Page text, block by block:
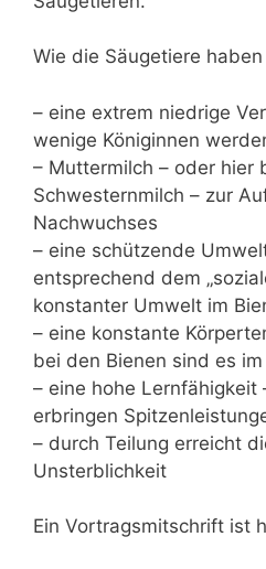
Wie die Säugetiere
– eine extrem niedrige
wenige Königinnen
– Muttermilch – oder hier
Schwesternmilch – zur
Nachwuchses
– eine schützende
entsprechend dem
konstanter Umwelt im
– eine konstante
bei den Bienen sind es
– eine hohe Lernfähigkeit
erbringen
– durch Teilung erreicht
Unsterblichkeit
Ein Vortragsmitschrift ist